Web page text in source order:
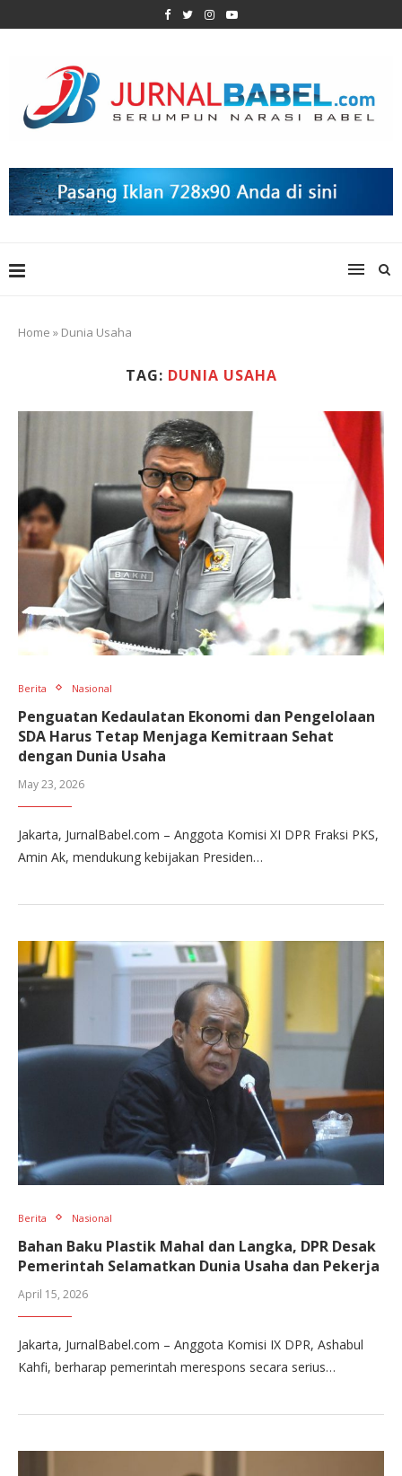
Home » Dunia Usaha
TAG: DUNIA USAHA
Berita Nasional
Penguatan Kedaulatan Ekonomi dan Pengelolaan
SDA Harus Tetap Menjaga Kemitraan Sehat
dengan Dunia Usaha
May 23, 2026
Jakarta, JurnalBabel.com – Anggota Komisi XI DPR Fraksi PKS,
Amin Ak, mendukung kebijakan Presiden…
Berita Nasional
Bahan Baku Plastik Mahal dan Langka, DPR Desak
Pemerintah Selamatkan Dunia Usaha dan Pekerja
April 15, 2026
Jakarta, JurnalBabel.com – Anggota Komisi IX DPR, Ashabul
Kahfi, berharap pemerintah merespons secara serius…